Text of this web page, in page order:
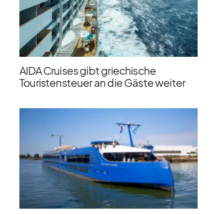
AIDA Cruises gibt griechische
Touristensteuer an die Gäste weiter